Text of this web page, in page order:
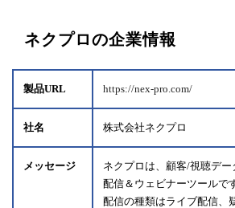
ネクプロの企業情報
製品URL https://nex-pro.com/
社名 株式会社ネクプロ
メッセージ
ネクプロは、顧客/視聴デ
配信＆ウェビナーツールで
配信の種類はライブ配信、